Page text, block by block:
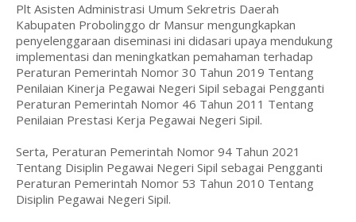
Plt Asisten Administrasi Umum Sekretris Daerah
Kabupaten Probolinggo dr Mansur mengungkapkan
penyelenggaraan diseminasi ini didasari upaya mendukung
implementasi dan meningkatkan pemahaman terhadap
Peraturan Pemerintah Nomor 30 Tahun 2019 Tentang
Penilaian Kinerja Pegawai Negeri Sipil sebagai Pengganti
Peraturan Pemerintah Nomor 46 Tahun 2011 Tentang
Penilaian Prestasi Kerja Pegawai Negeri Sipil.
Serta, Peraturan Pemerintah Nomor 94 Tahun 2021
Tentang Disiplin Pegawai Negeri Sipil sebagai Pengganti
Peraturan Pemerintah Nomor 53 Tahun 2010 Tentang
Disiplin Pegawai Negeri Sipil.